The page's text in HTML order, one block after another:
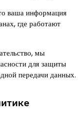
ваша информация
где работают
мы
для защиты
передачи данных.